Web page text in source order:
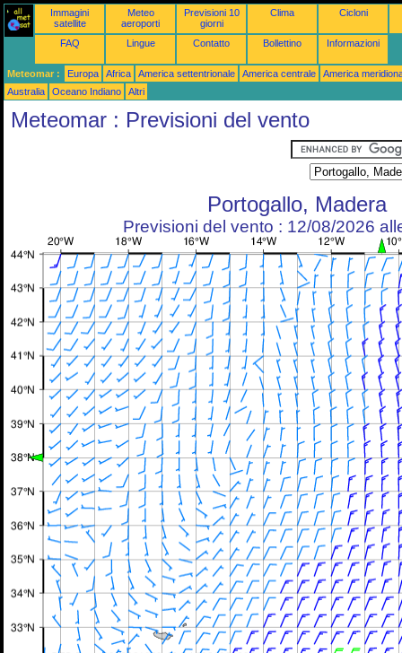
Immagini
satellite
Meteo
aeroporti
Previsioni 10
giorni
Clima Cicloni
FAQ Lingue Contatto Bollettino Informazioni
Meteomar : Europa Africa America settentrionale America centrale
America
Australia
Oceano Indiano Altri
Meteomar : Previsioni del vento
Portogallo, Madera
Previsioni del vento : 12/08/2026